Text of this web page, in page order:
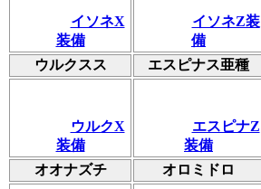
イソネX
装備
イソネZ装
備
ウルクスス
エスピナス亜種
ウルクX
装備
エスピナZ
装備
オオナズチ
オロミドロ